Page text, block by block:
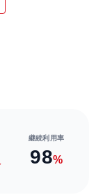
継続利用率
98%